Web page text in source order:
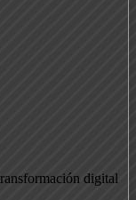
digital